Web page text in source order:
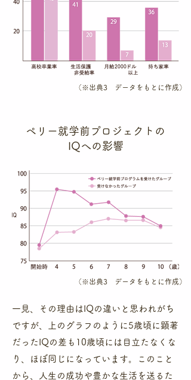
​（※出典3 データをもとに作成）
​ペリー就学前プロジェクトの
IQへの影響
​（※出典3 データをもとに作成）
一見、その理由はIQの違いと思われがち
ですが、上のグラフのように5歳頃に顕著
だったIQの差も10歳頃には目立たなくな
り、ほぼ同じになっています。このこと
から、人生の成功や豊かな生活を送るた